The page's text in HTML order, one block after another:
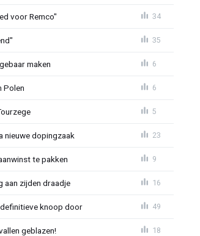
voor Remco" 34
35
maken 6
Polen 6
5
nieuwe dopingzaak 23
te pakken 9
aan zijden draadje 16
knoop door 49
geblazen! 18